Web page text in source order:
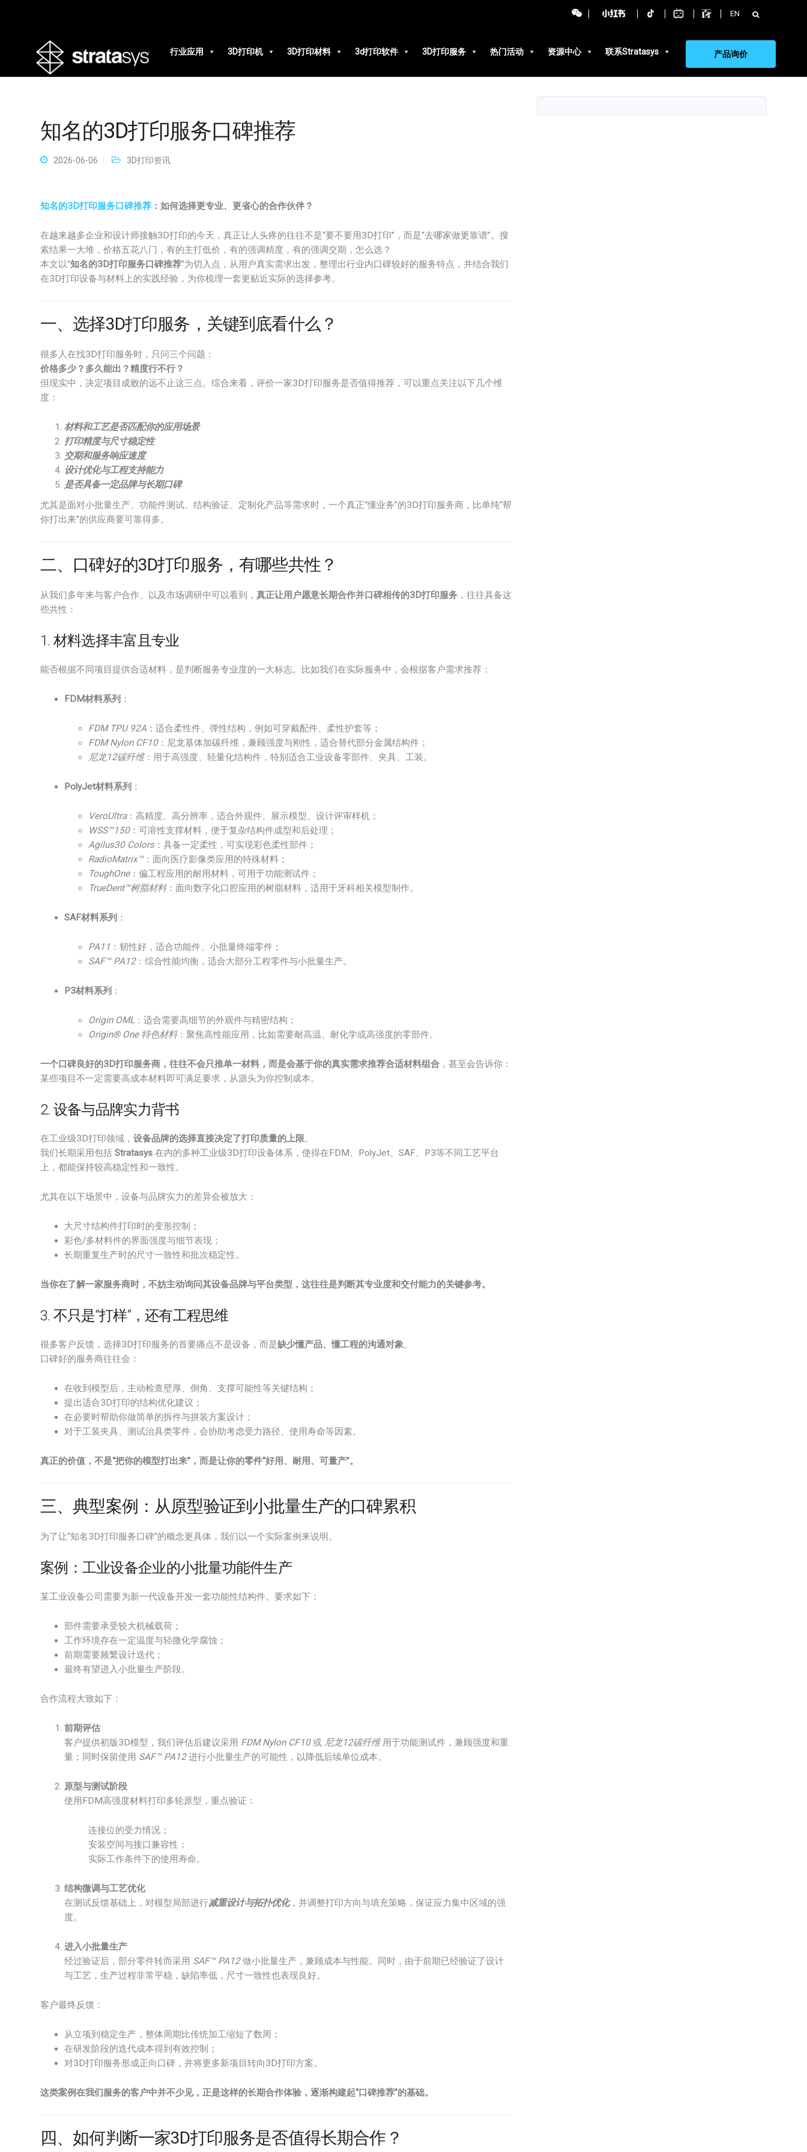
EN 搜
索：
行业应用
3D打印机 3D打印材料 3d打印软件 3D打印服务 热门活动 资源中心 联系Stratasys 产品询价
知名的3D打印服务口碑推荐
2026-06-06 3D打印资讯
知名的3D打印服务口碑推荐 ：如何选择更专业、更省心的合作伙伴？
在越来越多企业和设计师接触3D打印的今天，真正让人头疼的往往不是“要不要用3D打印”，而是“去哪家做更靠谱”。搜
索结果一大堆，价格五花八门，有的主打低价，有的强调精度，有的强调交期，怎么选？
本文以“知名的3D打印服务口碑推荐”为切入点，从用户真实需求出发，整理出行业内口碑较好的服务特点，并结合我们
在3D打印设备与材料上的实践经验，为你梳理一套更贴近实际的选择参考。
一、选择3D打印服务，关键到底看什么？
很多人在找3D打印服务时，只问三个问题：
价格多少？多久能出？精度行不行？
但现实中，决定项目成败的远不止这三点。综合来看，评价一家3D打印服务是否值得推荐，可以重点关注以下几个维
度：
材料和工艺是否匹配你的应用场景
打印精度与尺寸稳定性
交期和服务响应速度
设计优化与工程支持能力
是否具备一定品牌与长期口碑
尤其是面对小批量生产、功能件测试、结构验证、定制化产品等需求时，一个真正“懂业务”的3D打印服务商，比单纯“帮
你打出来”的供应商要可靠得多。
二、口碑好的3D打印服务，有哪些共性？
从我们多年来与客户合作、以及市场调研中可以看到， 真正让用户愿意长期合作并口碑相传的3D打印服务 ，往往具备这
些共性：
1. 材料选择丰富且专业
能否根据不同项目提供合适材料，是判断服务专业度的一大标志。比如我们在实际服务中，会根据客户需求推荐：
FDM材料系列 ：
FDM TPU 92A ：适合柔性件、弹性结构，例如可穿戴配件、柔性护套等；
FDM Nylon CF10：尼龙基体加碳纤维，兼顾强度与刚性，适合替代部分金属结构件；
尼龙12碳纤维：用于高强度、轻量化结构件，特别适合工业设备零部件、夹具、工装。
PolyJet材料系列 ：
VeroUltra：高精度、高分辨率，适合外观件、展示模型、设计评审样机；
WSS™150：可溶性支撑材料，便于复杂结构件成型和后处理；
Agilus30 Colors：具备一定柔性，可实现彩色柔性部件；
RadioMatrix™：面向医疗影像类应用的特殊材料；
ToughOne：偏工程应用的耐用材料，可用于功能测试件；
TrueDent™树脂材料：面向数字化口腔应用的树脂材料，适用于牙科相关模型制作。
SAF材料系列 ：
PA11 ：韧性好，适合功能件、小批量终端零件；
SAF™ PA12：综合性能均衡，适合大部分工程零件与小批量生产。
P3材料系列 ：
Origin OML ：适合需要高细节的外观件与精密结构；
Origin® One 特色材料：聚焦高性能应用，比如需要耐高温、耐化学或高强度的零部件。
一个口碑良好的3D打印服务商，往往不会只推单一材料，而是会基于你的真实需求推荐合适材料组合 ，甚至会告诉你：
某些项目不一定需要高成本材料即可满足要求，从源头为你控制成本。
2. 设备与品牌实力背书
在工业级3D打印领域， 设备品牌的选择直接决定了打印质量的上限。
我们长期采用包括 Stratasys 在内的多种工业级3D打印设备体系，使得在FDM、PolyJet、SAF、P3等不同工艺平台
上，都能保持较高稳定性和一致性。
尤其在以下场景中，设备与品牌实力的差异会被放大：
大尺寸结构件打印时的变形控制；
彩色/多材料件的界面强度与细节表现；
长期重复生产时的尺寸一致性和批次稳定性。
当你在了解一家服务商时，不妨主动询问其设备品牌与平台类型，这往往是判断其专业度和交付能力的关键参考。
3. 不只是“打样”，还有工程思维
很多客户反馈，选择3D打印服务的首要痛点不是设备，而是缺少懂产品、懂工程的沟通对象。
口碑好的服务商往往会：
在收到模型后，主动检查壁厚、倒角、支撑可能性等关键结构；
提出适合3D打印的结构优化建议；
在必要时帮助你做简单的拆件与拼装方案设计；
对于工装夹具、测试治具类零件，会协助考虑受力路径、使用寿命等因素。
真正的价值，不是“把你的模型打出来”，而是让你的零件“好用、耐用、可量产”。
三、典型案例：从原型验证到小批量生产的口碑累积
为了让“知名3D打印服务口碑”的概念更具体，我们以一个实际案例来说明。
案例：工业设备企业的小批量功能件生产
某工业设备公司需要为新一代设备开发一套功能性结构件。要求如下：
部件需要承受较大机械载荷；
工作环境存在一定温度与轻微化学腐蚀；
前期需要频繁设计迭代；
最终有望进入小批量生产阶段。
合作流程大致如下：
前期评估
客户提供初版3D模型，我们评估后建议采用 FDM Nylon CF10或 尼龙12碳纤维用于功能测试件，兼顾强度和重
量；同时保留使用 SAF™ PA12进行小批量生产的可能性，以降低后续单位成本。
原型与测试阶段
使用FDM高强度材料打印多轮原型，重点验证：
连接位的受力情况；
安装空间与接口兼容性；
实际工作条件下的使用寿命。
结构微调与工艺优化
在测试反馈基础上，对模型局部进行减重设计与拓扑优化，并调整打印方向与填充策略，保证应力集中区域的强
度。
进入小批量生产
经过验证后，部分零件转而采用 SAF™ PA12做小批量生产，兼顾成本与性能。同时，由于前期已经验证了设计
与工艺，生产过程非常平稳，缺陷率低，尺寸一致性也表现良好。
客户最终反馈：
从立项到稳定生产，整体周期比传统加工缩短了数周；
在研发阶段的迭代成本得到有效控制；
对3D打印服务形成正向口碑，并将更多新项目转向3D打印方案。
这类案例在我们服务的客户中并不少见，正是这样的长期合作体验，逐渐构建起“口碑推荐”的基础。
四、如何判断一家3D打印服务是否值得长期合作？